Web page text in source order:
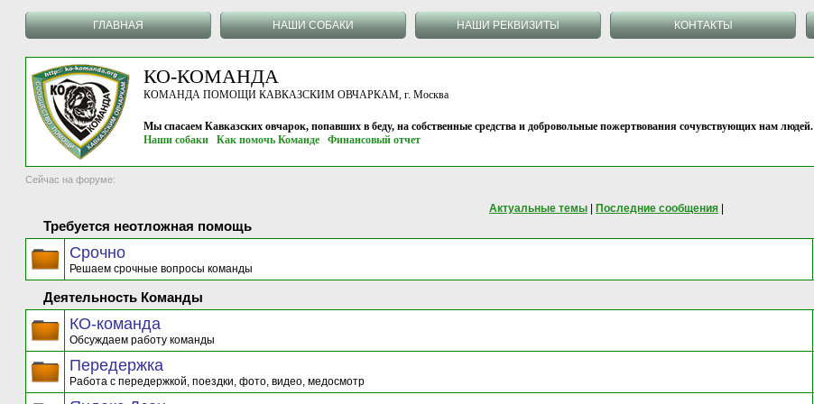
ГЛАВНАЯ НАШИ СОБАКИ НАШИ РЕКВИЗИТЫ КОНТАКТЫ
КО-КОМАНДА
КОМАНДА ПОМОЩИ КАВКАЗСКИМ ОВЧАРКАМ, г. Москва
Мы спасаем Кавказских овчарок, попавших в беду, на собственные средства и добровольные пожертвования сочувствующих нам людей.
Наши собаки
Как помочь Команде Финансовый отчет
Сейчас на форуме:
Актуальные темы Последние сообщения
Требуется неотложная помощь
Срочно
Решаем срочные вопросы команды
Деятельность Команды
КО-команда
Обсуждаем работу команды
Передержка
Работа с передержкой, поездки, фото, видео, медосмотр